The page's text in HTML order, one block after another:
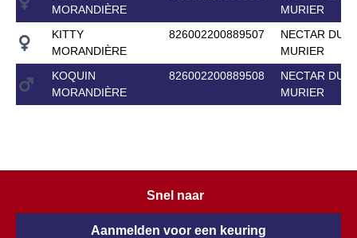
MORANDIÈRE
MURIER
KITTY
MORANDIÈRE
826002200889507
NECTAR DU
MURIER
KOQUIN
MORANDIÈRE
826002200889508
NECTAR DU
MURIER
Snel naar
Aanmelden voor een keuring